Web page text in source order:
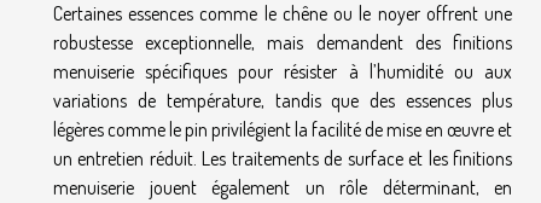
Certaines essences comme le chêne ou le noyer offrent une
robustesse exceptionnelle, mais demandent des finitions
menuiserie spécifiques pour résister à l’humidité ou aux
variations de température, tandis que des essences plus
légères comme le pin privilégient la facilité de mise en œuvre et
un entretien réduit. Les traitements de surface et les finitions
menuiserie jouent également un rôle déterminant, en